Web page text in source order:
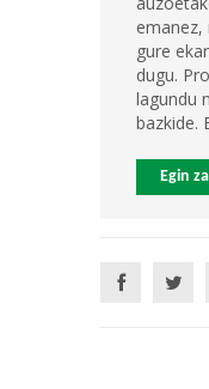
emanez,
gure
dugu.
lagundu
bazkide.
Egin